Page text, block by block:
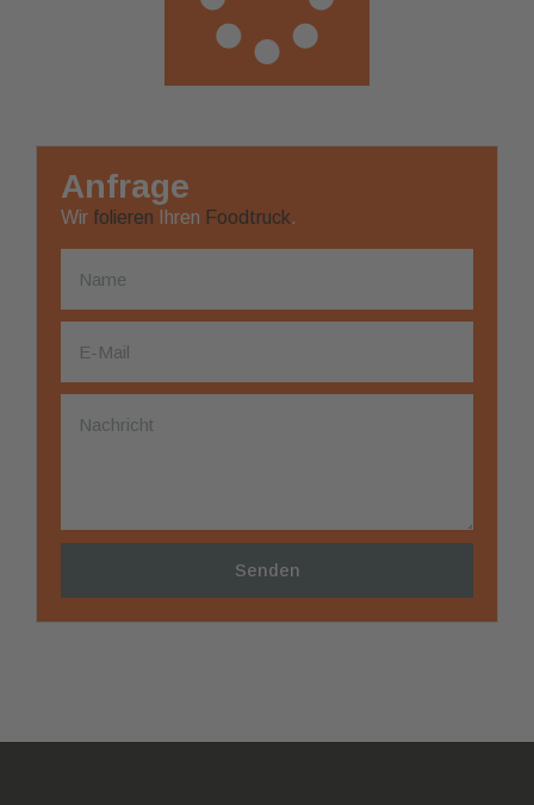
Anfrage
Wir folieren Ihren Foodtruck.
Senden